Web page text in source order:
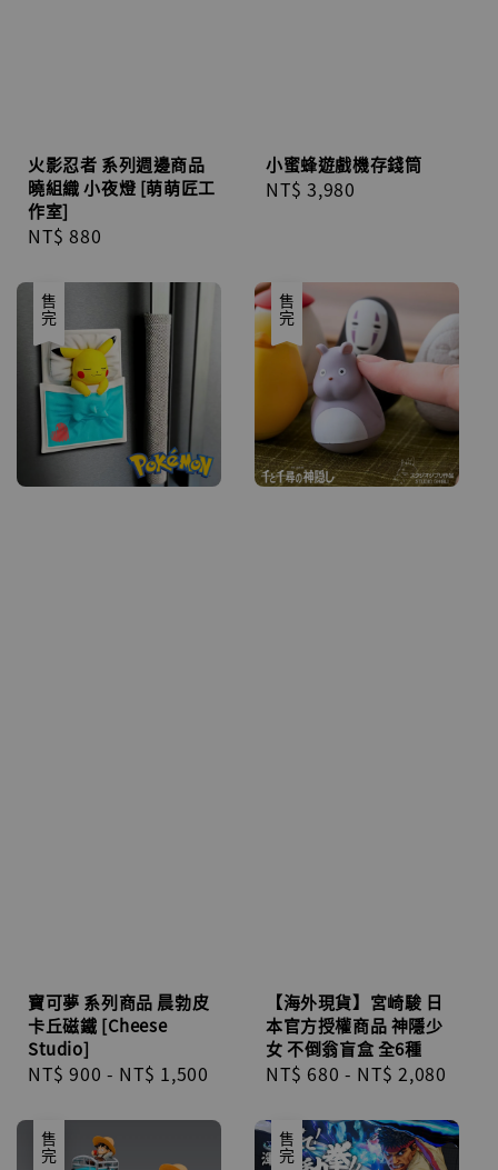
火影忍者 系列週邊商品
曉組織 小夜燈 [萌萌匠工
作室]
Regular
NT$ 880
小蜜蜂遊戲機存錢筒
Regular
NT$ 3,980
售完
寶可夢 系列商品 晨勃皮
卡丘磁鐵 [Cheese
Studio]
Regular
NT$ 900 - NT$ 1,500
售完
【海外現貨】宮崎駿 日
本官方授權商品 神隱少
女 不倒翁盲盒 全6種
Regular
NT$ 680 - NT$ 2,080
售完 售完